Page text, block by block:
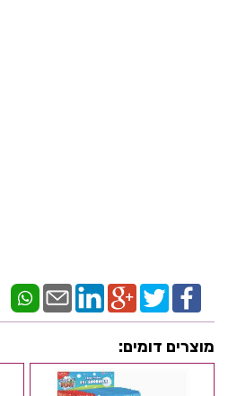
מוצרים דומים: